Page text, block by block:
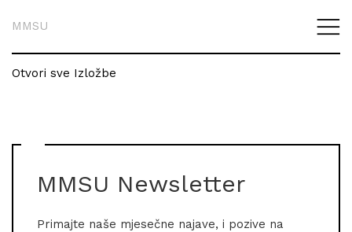
MMSU
Otvori sve Izložbe
MMSU Newsletter
Primajte naše mjesečne najave, i pozive na